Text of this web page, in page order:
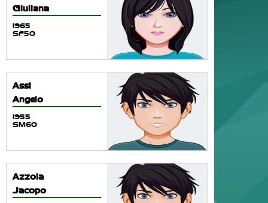
Giuliana
1965
SF50
Assi
Angelo
1955
SM60
Azzola
Jacopo